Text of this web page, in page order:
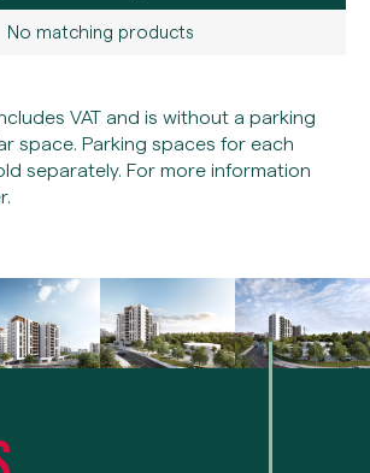
No matching products
VAT and is without a parking
space. Parking spaces for each
separately. For more information